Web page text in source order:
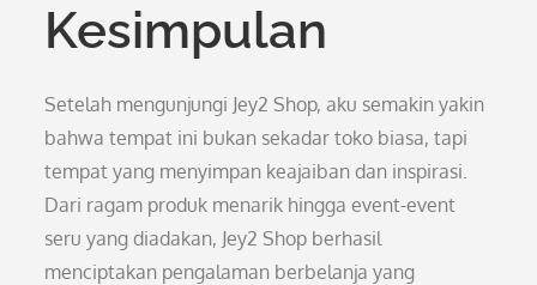
Kesimpulan
Setelah mengunjungi Jey2 Shop, aku semakin yakin
bahwa tempat ini bukan sekadar toko biasa, tapi
tempat yang menyimpan keajaiban dan inspirasi.
Dari ragam produk menarik hingga event-event
seru yang diadakan, Jey2 Shop berhasil
menciptakan pengalaman berbelanja yang